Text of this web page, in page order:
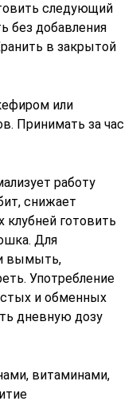
следующий
без добавления
в закрытой
или
Принимать за час
работу
снижает
клубней готовить
Для
вымыть,
Употребление
и обменных
дневную дозу
витаминами,